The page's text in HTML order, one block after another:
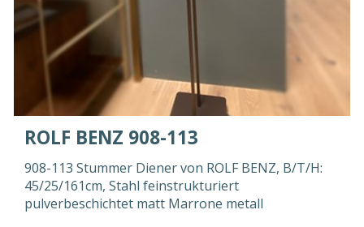
ROLF BENZ 908-113
908-113 Stummer Diener von ROLF BENZ, B/T/H:
45/25/161cm, Stahl feinstrukturiert
pulverbeschichtet matt Marrone metall